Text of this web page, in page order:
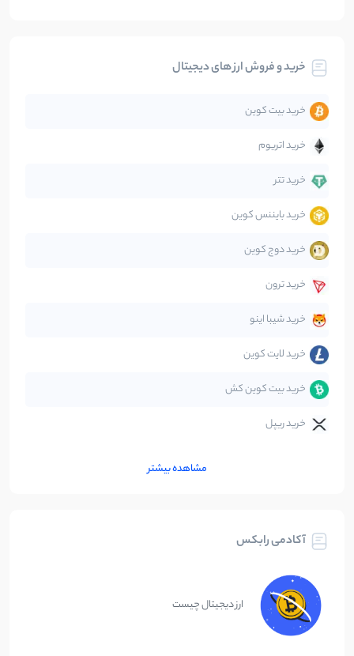
تحلیل
جهان
دیفای
صرافی‌ها
قانون‌گذاری
متاورس
خرید و فروش ارز های دیجیتال
خرید بیت کوین
خرید اتریوم
خرید تتر
خرید بایننس کوین
خرید دوج کوین
خرید ترون
خرید شیبا اینو
خرید لایت کوین
خرید بیت کوین کش
خرید ریپل
مشاهده بیشتر
آکادمی رابکس
ارز دیجیتال چیست